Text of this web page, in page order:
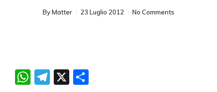
ByMatter 23 Luglio 2012 No Comments
WhatsApp
Telegram
X Condividi